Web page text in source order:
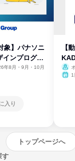
象】パナソニ
インプログラ
年8月・9月・10月
入り
【
1
トップページへ
す